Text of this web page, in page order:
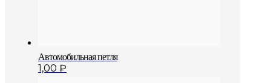
Автомобильная петля
1,00 ₽